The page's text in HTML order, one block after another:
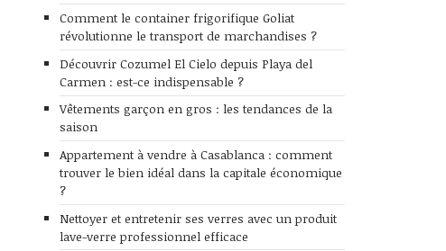
Comment le container frigorifique Goliat
révolutionne le transport de marchandises ?
Découvrir Cozumel El Cielo depuis Playa del
Carmen : est-ce indispensable ?
Vêtements garçon en gros : les tendances de la
saison
Appartement à vendre à Casablanca : comment
trouver le bien idéal dans la capitale économique
?
Nettoyer et entretenir ses verres avec un produit
lave-verre professionnel efficace